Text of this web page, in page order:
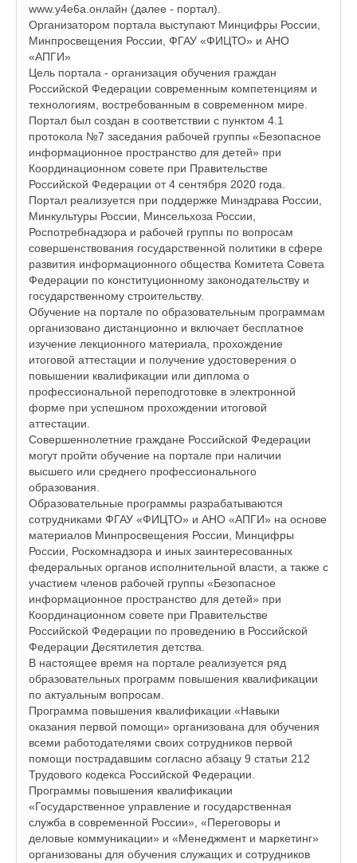
www.y4e6a.онлайн (далее - портал).
Организатором портала выступают Минцифры России,
Минпросвещения России, ФГАУ «ФИЦТО» и АНО
«АПГИ»
Цель портала - организация обучения граждан
Российской Федерации современным компетенциям и
технологиям, востребованным в современном мире.
Портал был создан в соответствии с пунктом 4.1
протокола №7 заседания рабочей группы «Безопасное
информационное пространство для детей» при
Координационном совете при Правительстве
Российской Федерации от 4 сентября 2020 года.
Портал реализуется при поддержке Минздрава России,
Минкультуры России, Минсельхоза России,
Роспотребнадзора и рабочей группы по вопросам
совершенствования государственной политики в сфере
развития информационного общества Комитета Совета
Федерации по конституционному законодательству и
государственному строительству.
Обучение на портале по образовательным программам
организовано дистанционно и включает бесплатное
изучение лекционного материала, прохождение
итоговой аттестации и получение удостоверения о
повышении квалификации или диплома о
профессиональной переподготовке в электронной
форме при успешном прохождении итоговой
аттестации.
Совершеннолетние граждане Российской Федерации
могут пройти обучение на портале при наличии
высшего или среднего профессионального
образования.
Образовательные программы разрабатываются
сотрудниками ФГАУ «ФИЦТО» и АНО «АПГИ» на основе
материалов Минпросвещения России, Минцифры
России, Роскомнадзора и иных заинтересованных
федеральных органов исполнительной власти, а также с
участием членов рабочей группы «Безопасное
информационное пространство для детей» при
Координационном совете при Правительстве
Российской Федерации по проведению в Российской
Федерации Десятилетия детства.
В настоящее время на портале реализуется ряд
образовательных программ повышения квалификации
по актуальным вопросам.
Программа повышения квалификации «Навыки
оказания первой помощи» организована для обучения
всеми работодателями своих сотрудников первой
помощи пострадавшим согласно абзацу 9 статьи 212
Трудового кодекса Российской Федерации.
Программы повышения квалификации
«Государственное управление и государственная
служба в современной России», «Переговоры и
деловые коммуникации» и «Менеджмент и маркетинг»
организованы для обучения служащих и сотрудников